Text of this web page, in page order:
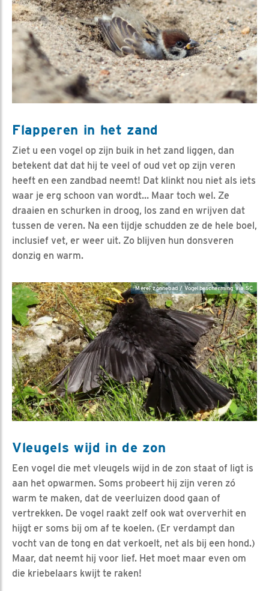
Flapperen in het zand
Ziet u een vogel op zijn buik in het zand liggen, dan
betekent dat dat hij te veel of oud vet op zijn veren
heeft en een zandbad neemt! Dat klinkt nou niet als iets
waar je erg schoon van wordt… Maar toch wel. Ze
draaien en schurken in droog, los zand en wrijven dat
tussen de veren. Na een tijdje schudden ze de hele boel,
inclusief vet, er weer uit. Zo blijven hun donsveren
donzig en warm.
Merel zonnebad / Vogelbescherming via SC
Vleugels wijd in de zon
Een vogel die met vleugels wijd in de zon staat of ligt is
aan het opwarmen. Soms probeert hij zijn veren zó
warm te maken, dat de veerluizen dood gaan of
vertrekken. De vogel raakt zelf ook wat oververhit en
hijgt er soms bij om af te koelen. (Er verdampt dan
vocht van de tong en dat verkoelt, net als bij een hond.)
Maar, dat neemt hij voor lief. Het moet maar even om
die kriebelaars kwijt te raken!